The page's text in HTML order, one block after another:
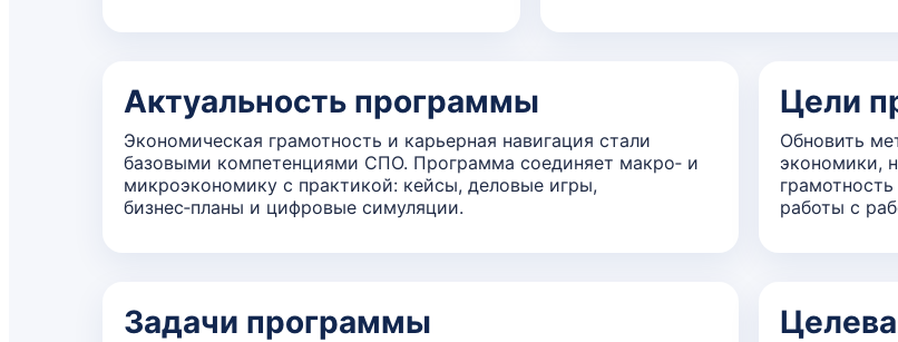
Актуальность программы
Экономическая грамотность и карьерная навигация стали
базовыми компетенциями СПО. Программа соединяет макро‑ и
микроэкономику с практикой: кейсы, деловые игры,
бизнес‑планы и цифровые симуляции.
Цели
Обновить
экономики,
работы с
Задачи программы